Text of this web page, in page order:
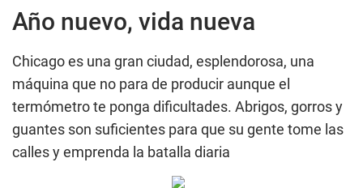
Año nuevo, vida nueva
Chicago es una gran ciudad, esplendorosa, una
máquina que no para de producir aunque el
termómetro te ponga dificultades. Abrigos, gorros y
guantes son suficientes para que su gente tome las
calles y emprenda la batalla diaria